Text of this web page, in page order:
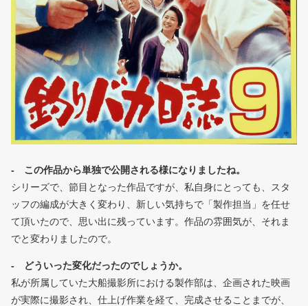
- この作品から単独で公開される様になりましたね。
シリーズで、節目となった作品ですが、私自身にとっても、スタ
ッフの編成が大きく変わり、新しい気持ちで「製作担当」を任せ
て頂いたので、思い出に残っています。作品の雰囲気が、それま
でと変わりましたので。
- どういった変化だったのでしょうか。
私が所属していた大船撮影所における製作部は、企画された映画
が実際に撮影され、仕上げ作業を経て、完成させることまでが、